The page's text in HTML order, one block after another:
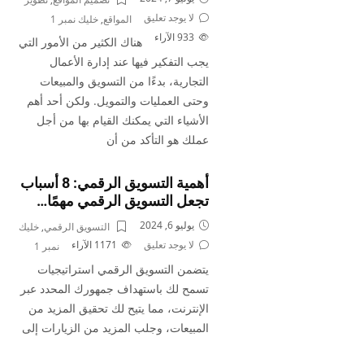
المواقع,خليك نمبر 1
لا يوجد تعليق
الآراء
هناك الكثير من الأمور التي
يجب التفكير فيها عند إدارة الأعمال
التجارية، بدءًا من التسويق والمبيعات
وحتى العمليات والتمويل. ولكن أحد أهم
الأشياء التي يمكنك القيام بها من أجل
عملك هو التأكد من أن
أهمية التسويق الرقمي: 8 أسباب
تجعل التسويق الرقمي مهمًا…
يوليو 6, 2024 التسويق الرقمي,خليك
نمبر 1
لا يوجد تعليق الآراء
يتضمن التسويق الرقمي استراتيجيات
تسمح لك باستهداف جمهورك المحدد عبر
الإنترنت، مما يتيح لك تحقيق المزيد من
المبيعات، وجلب المزيد من الزيارات إلى